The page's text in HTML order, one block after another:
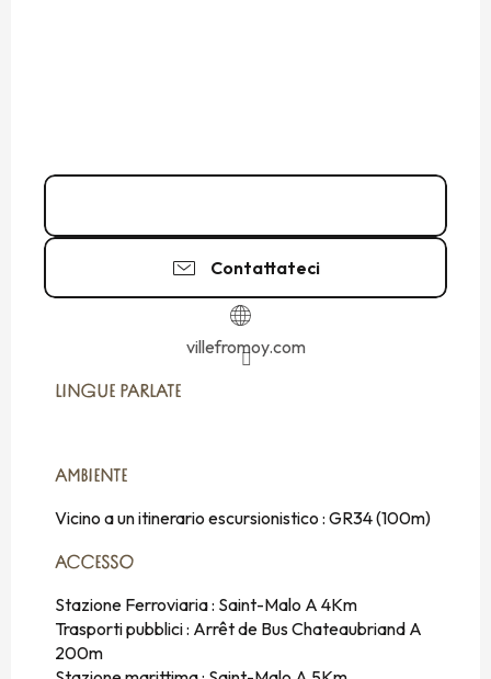
Contattateci
villefromoy.com
LINGUE PARLATE
LINGUE PARLATE
AMBIENTE
AMBIENTE
Vicino a un itinerario escursionistico : GR34(100m)
ACCESSO
ACCESSO
Stazione Ferroviaria : Saint-Malo A 4Km
Trasporti pubblici : Arrêt de Bus Chateaubriand A
200m